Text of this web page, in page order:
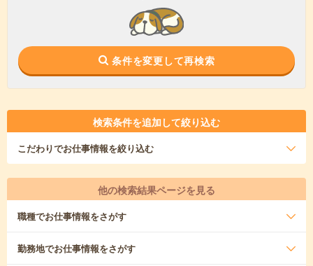
条件を変更して再検索
検索条件を追加して絞り込む
こだわりでお仕事情報を絞り込む
他の検索結果ページを見る
職種でお仕事情報をさがす
勤務地でお仕事情報をさがす